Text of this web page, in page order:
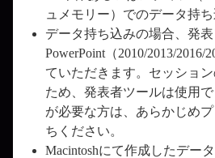
ュメモリー）でのデータ持ち
データ持ち込みの場合、発
PowerPoint（2010/2013/2016/
ていただきます。セッショ
ため、発表者ツールは使用
が必要な方は、あらかじめ
ちください。
Macintoshにて作成したデー